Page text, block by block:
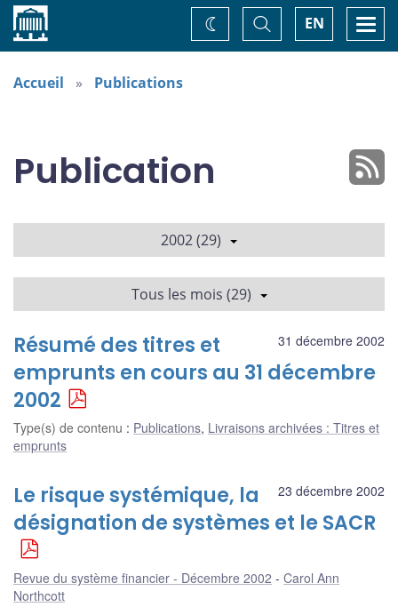
Accueil EN
Basculer
la
recherche
Changez
de
Accueil Publications
Publication
2002 (29)
Tous les mois (29)
31 décembre 2002
Résumé des titres et
emprunts en cours au 31 décembre
2002
Type(s) de contenu : Publications, Livraisons archivées : Titres et
emprunts
23 décembre 2002
Le risque systémique, la
désignation de systèmes et le SACR
Revue du système financier - Décembre 2002
Carol Ann
Northcott